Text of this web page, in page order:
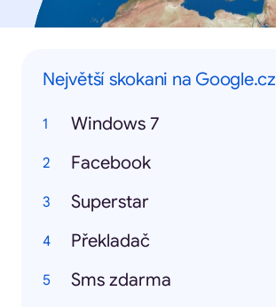
Největší skokani na Google.cz
Windows 7
Facebook
Superstar
Překladač
Sms zdarma